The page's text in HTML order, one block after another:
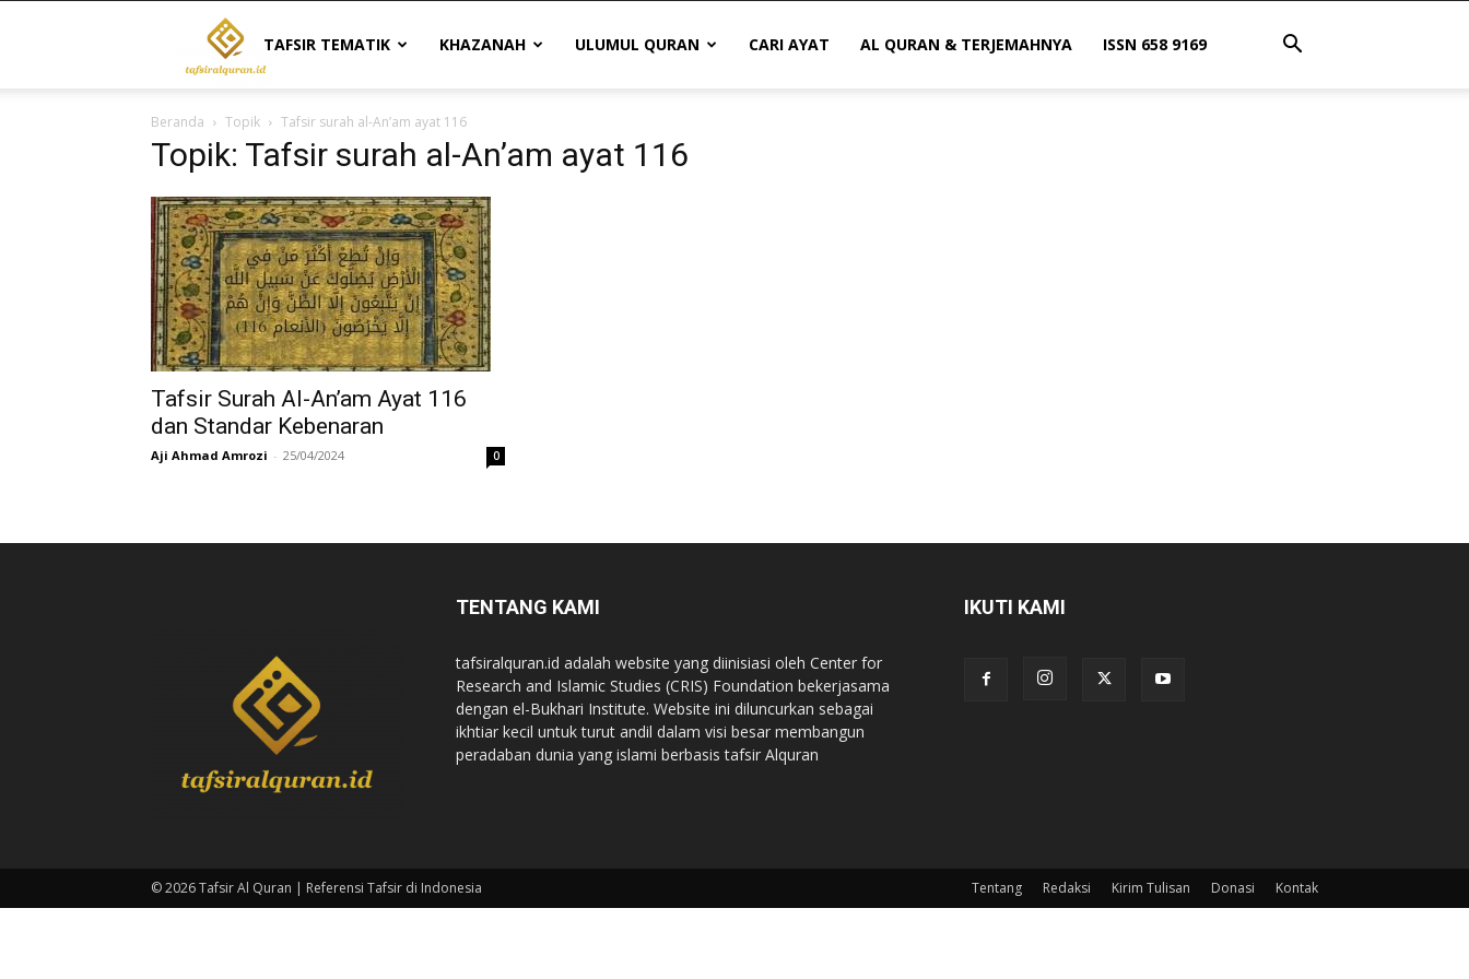
Tafsir
Al
Quran
|
Referensi
Indonesia
TAFSIR TEMATIK KHAZANAH ULUMUL QURAN CARI AYAT AL QURAN & TERJEMAHNYA ISSN 658 9169
Beranda Topik Tafsir surah al-An’am ayat 116
Topik: Tafsir surah al-An’am ayat 116
Tafsir Surah Al-An’am Ayat 116
dan Standar Kebenaran
Aji Ahmad Amrozi - 25/04/2024 0
TENTANG KAMI
tafsiralquran.id adalah website yang diinisiasi oleh Center for
Research and Islamic Studies (CRIS) Foundation bekerjasama
dengan el-Bukhari Institute. Website ini diluncurkan sebagai
ikhtiar kecil untuk turut andil dalam visi besar membangun
peradaban dunia yang islami berbasis tafsir Alquran
IKUTI KAMI
Tentang Redaksi Kirim Tulisan Donasi Kontak
© 2026 Tafsir Al Quran | Referensi Tafsir di Indonesia